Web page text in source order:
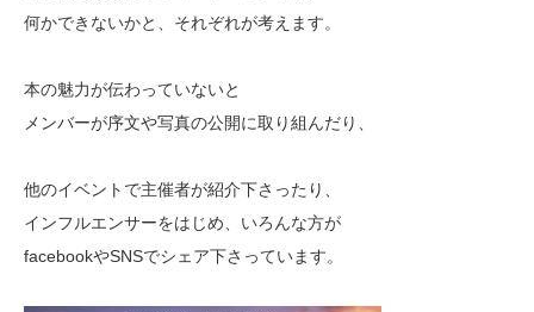
何かできないかと、それぞれが考えます。
本の魅力が伝わっていないと
メンバーが序文や写真の公開に取り組んだり、
他のイベントで主催者が紹介下さったり、
インフルエンサーをはじめ、いろんな方が
facebookやSNSでシェア下さっています。